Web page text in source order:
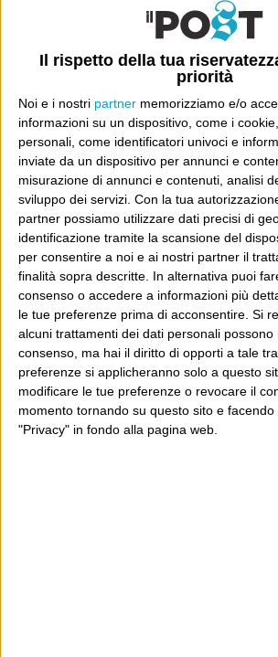
Il rispetto della tua
priorità
Noi e i nostri partner memorizziamo e/o
informazioni su un dispositivo, come i
personali, come identificatori univoci e
inviate da un dispositivo per annunci e
misurazione di annunci e contenuti, analisi
sviluppo dei servizi. Con la tua
partner possiamo utilizzare dati precisi di
identificazione tramite la scansione del
per consentire a noi e ai nostri partner il
finalità sopra descritte. In alternativa puoi
consenso o accedere a informazioni più
le tue preferenze prima di acconsentire. Si
alcuni trattamenti dei dati personali
consenso, ma hai il diritto di opporti a tale
preferenze si applicheranno solo a questo
modificare le tue preferenze o revocare il
momento tornando su questo sito e
"Privacy" in fondo alla pagina web.
British actor John Hurt, who is being
Outstanding British Contribution to
is photographed at a champagne
Hotel in London, Tuesday, Feb. 7, 2012.